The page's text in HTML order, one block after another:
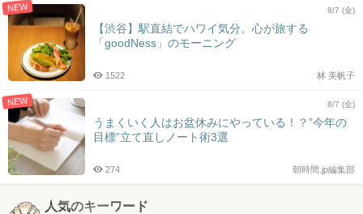
NEW 8/7 (金)
【渋谷】駅直結でハワイ気分。心が旅する
「goodNess」のモーニング
林 美帆子
1522
NEW 8/7 (金)
うまくいく人はお盆休みにやっている！？”今年の
目標”立て直しノート術3選
朝時間.jp編集部
274
人気のキーワード